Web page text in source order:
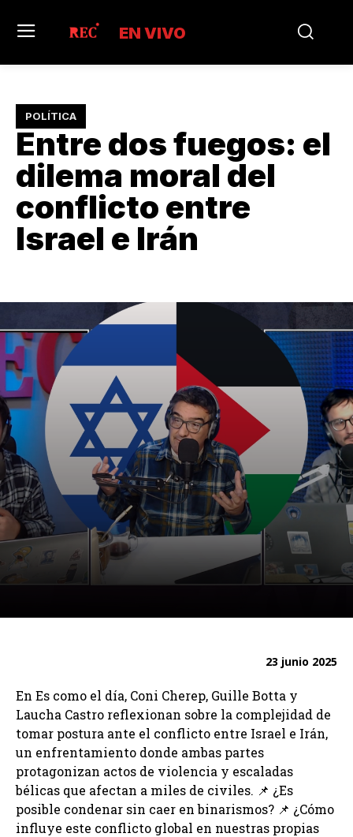
EN VIVO
POLÍTICA
Entre dos fuegos: el
dilema moral del
conflicto entre
Israel e Irán
23 junio 2025
En Es como el día, Coni Cherep, Guille Botta y
Laucha Castro reflexionan sobre la complejidad de
tomar postura ante el conflicto entre Israel e Irán,
un enfrentamiento donde ambas partes
protagonizan actos de violencia y escaladas
bélicas que afectan a miles de civiles. 📌 ¿Es
posible condenar sin caer en binarismos? 📌 ¿Cómo
influye este conflicto global en nuestras propias